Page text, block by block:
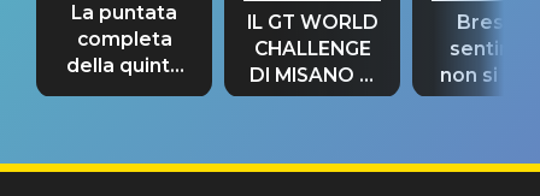
La puntata
completa
della quinta
tappa
IL GT WORLD
CHALLENGE
DI MISANO si
riconferma
Bresh:
non si
fino alla